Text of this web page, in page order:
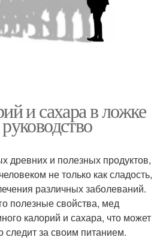
и сахара в ложке
древних и полезных продуктов,
не только как сладость,
различных заболеваний.
полезные свойства, мед
калорий и сахара, что может
следит за своим питанием.